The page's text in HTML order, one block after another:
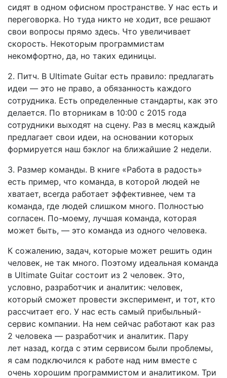
сидят в одном офисном пространстве. У нас есть и
переговорка. Но туда никто не ходит, все решают
свои вопросы прямо здесь. Что увеличивает
скорость. Некоторым программистам
некомфортно, да, но таких единицы.
2. Питч. В Ultimate Guitar есть правило: предлагать
идеи — это не право, а обязанность каждого
сотрудника. Есть определенные стандарты, как это
делается. По вторникам в 10:00 с 2015 года
сотрудники выходят на сцену. Раз в месяц каждый
предлагает свои идеи, на основании которых
формируется наш бэклог на ближайшие 2 недели.
3. Размер команды. В книге «Работа в радость»
есть пример, что команда, в которой людей не
хватает, всегда работает эффективнее, чем та
команда, где людей слишком много. Полностью
согласен. По-моему, лучшая команда, которая
может быть, — это команда из одного человека.
К сожалению, задач, которые может решить один
человек, не так много. Поэтому идеальная команда
в Ultimate Guitar состоит из 2 человек. Это,
условно, разработчик и аналитик: человек,
который сможет провести эксперимент, и тот, кто
рассчитает его. У нас есть самый прибыльный-
сервис компании. На нем сейчас работают как раз
2 человека — разработчик и аналитик. Пару
лет назад, когда с этим сервисом были проблемы,
я сам подключился к работе над ним вместе с
очень хорошим программистом и аналитиком. Три